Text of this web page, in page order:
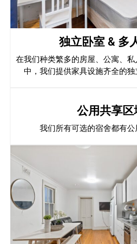
独立卧室 & 多
在我们种类繁多的房屋、公寓、
中，我们提供家具设施齐全的
公用共享区
我们所有可选的宿舍都有公